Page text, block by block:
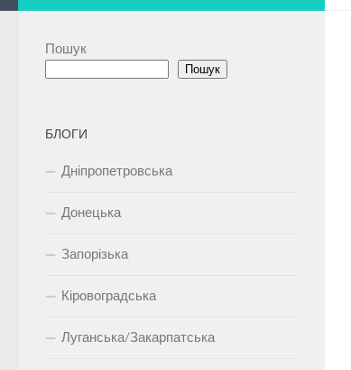
Пошук
Пошук
БЛОГИ
Дніпропетровська
Донецька
Запорізька
Кіровоградська
Луганська/Закарпатська